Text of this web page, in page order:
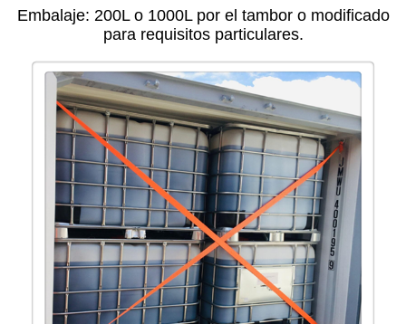
Embalaje: 200L o 1000L por el tambor o modificado
para requisitos particulares.